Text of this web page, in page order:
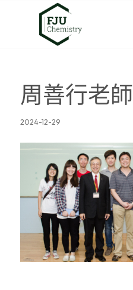
周善行老師
2024-12-29